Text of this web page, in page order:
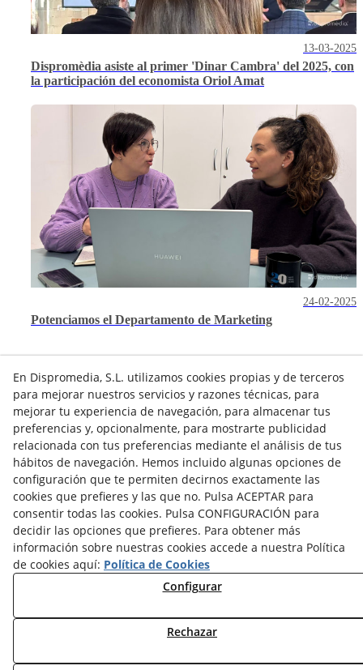
Dispromèdia asiste al primer 'Dinar Cambra' del 2025, con
la participación del economista Oriol Amat
13-03-2025
Potenciamos el Departamento de Marketing
24-02-2025
Contacto
Privacidad Cookies Aviso Legal
Términos y Condiciones de Uso Canal denuncias
Política de Seguridad - ENS
Estado del Servicio
Lunes a Viernes:
8:00a15:00h
En Dispromedia, S.L. utilizamos cookies propias y de terceros
para mejorar nuestros servicios y razones técnicas, para
mejorar tu experiencia de navegación, para almacenar tus
preferencias y, opcionalmente, para mostrarte publicidad
relacionada con tus preferencias mediante el análisis de tus
hábitos de navegación. Hemos incluido algunas opciones de
configuración que te permiten decirnos exactamente las
cookies que prefieres y las que no. Pulsa ACEPTAR para
consentir todas las cookies. Pulsa CONFIGURACIÓN para
decidir las opciones que prefieres. Para obtener más
información sobre nuestras cookies accede a nuestra Política
de cookies aquí: Política de Cookies
Configurar
Rechazar